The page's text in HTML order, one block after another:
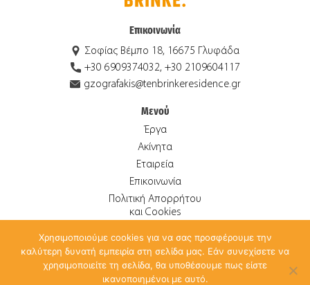
Επικοινωνία
Σοφίας Βέμπο 18, 16675 Γλυφάδα
+30 6909374032, +30 2109604117
gzografakis@tenbrinkeresidence.gr
Μενού
Έργα
Ακίνητα
Εταιρεία
Επικοινωνία
Πολιτική Απορρήτου
και Cookies
© 2026 Ten Brinke Οικιστική Α.Ε. ALL RIGHTS RESERVED.
CREATED BYANTONIS PAPADAKIS.
Χρησιμοποιούμε cookies για να σας προσφέρουμε την
καλύτερη δυνατή εμπειρία στη σελίδα μας. Εάν συνεχίσετε να
χρησιμοποιείτε τη σελίδα, θα υποθέσουμε πως είστε
ικανοποιημένοι με αυτό.